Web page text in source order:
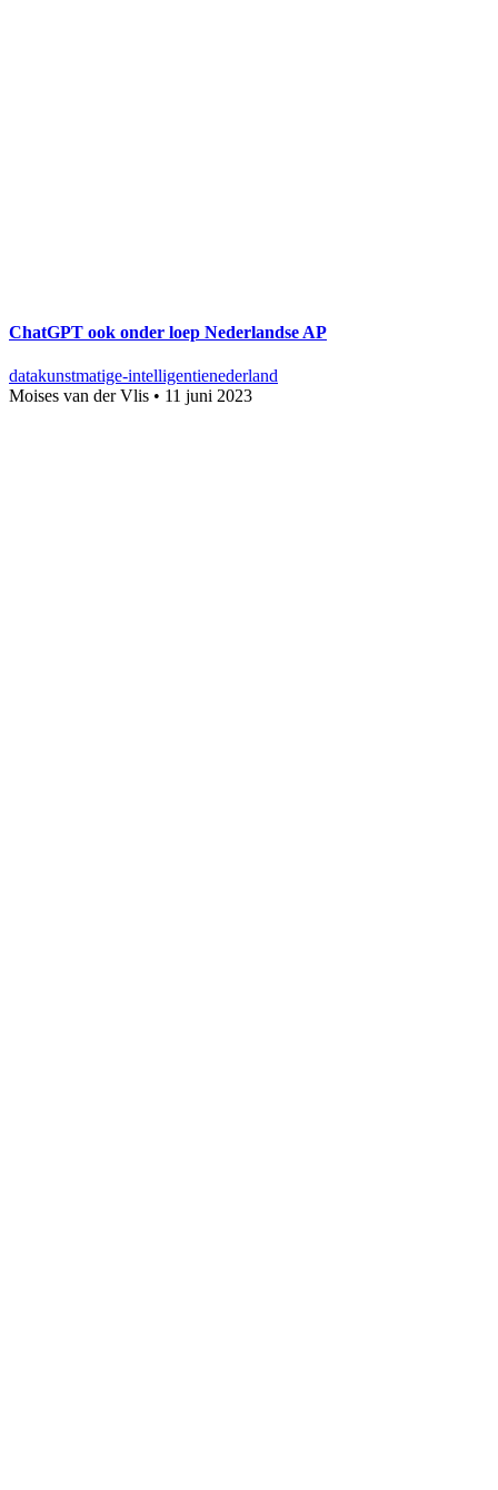
ChatGPT ook onder loep Nederlandse AP
datakunstmatige-intelligentienederland
Moises van der Vlis • 11 juni 2023